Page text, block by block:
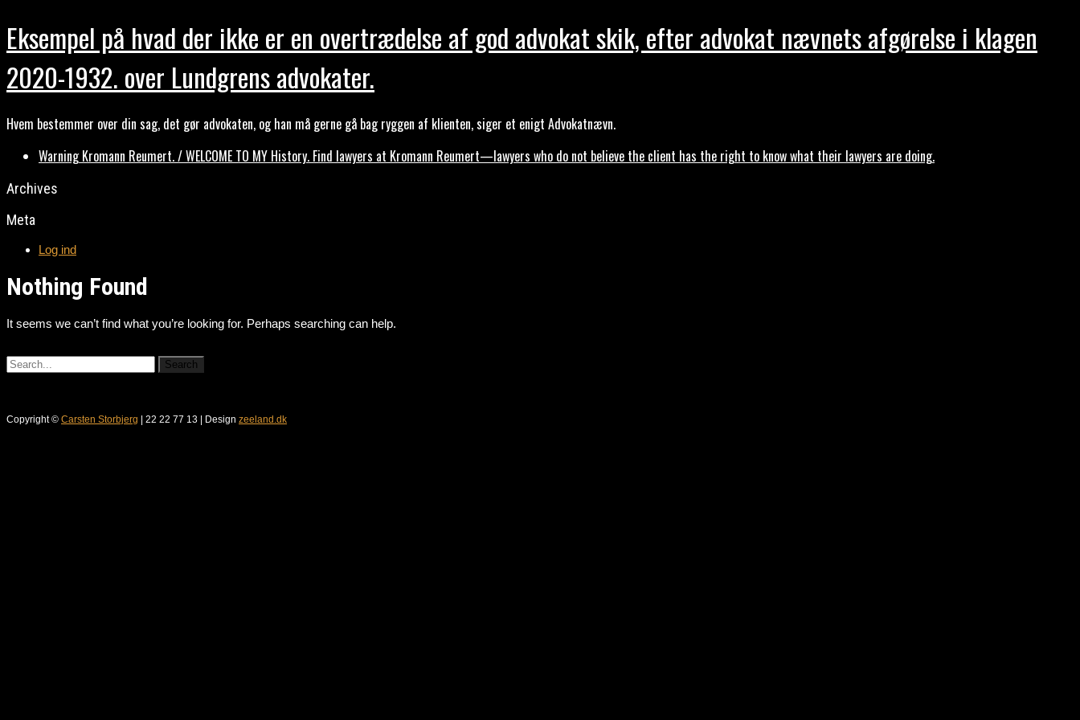
Eksempel på hvad der ikke er en overtrædelse af god advokat skik, efter advokat nævnets afgørelse i klagen
2020-1932. over Lundgrens advokater.
Hvem bestemmer over din sag, det gør advokaten, og han må gerne gå bag ryggen af klienten, siger et enigt Advokatnævn.
Warning Kromann Reumert. / WELCOME TO MY History. Find lawyers at Kromann Reumert—lawyers who do not believe the client has the right to know what their lawyers are doing.
Archives
Meta
Log ind
Nothing Found
It seems we can’t find what you’re looking for. Perhaps searching can help.
Copyright © Carsten Storbjerg | 22 22 77 13 | Design zeeland.dk